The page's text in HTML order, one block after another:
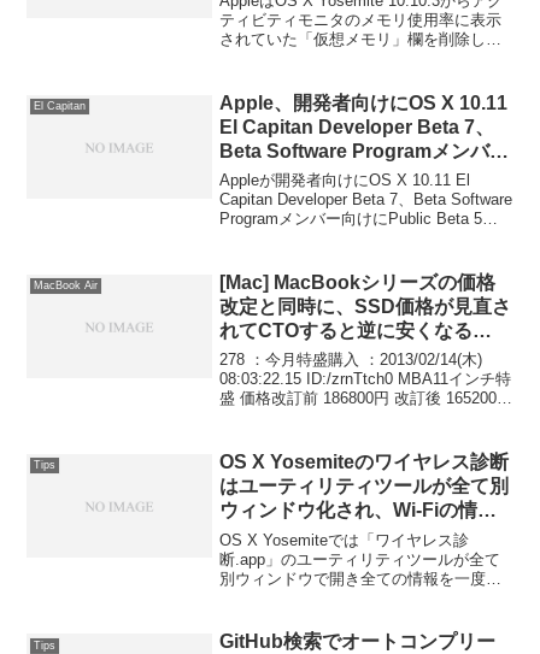
た。詳細は以下から。
ティビティモニタのメモリ使用率に表示
されていた「仮想メモリ」欄を削除した
El Capitan
Apple、開発者向けにOS X 10.11
El Capitan Developer Beta 7、
Beta Software Programメンバー
向けにPublic Beta 5をリリー
ス。
Appleが開発者向けにOS X 10.11 El
Capitan Developer Beta 7、Beta Software
Programメンバー向けにPublic Beta 5を
MacBook Air
[Mac] MacBookシリーズの価格
改定と同時に、SSD価格が見直さ
れてCTOすると逆に安くなる…
278 ：今月特盛購入 ：2013/02/14(木)
08:03:22.15 ID:/zrnTtch0 MBA11インチ特
盛 価格改訂前 186800円 改訂後 165200円
Tips
OS X Yosemiteのワイヤレス診断
はユーティリティツールが全て別
ウィンドウ化され、Wi-Fiの情報
を総合的に閲覧可能に。
OS X Yosemiteでは「ワイヤレス診
断.app」のユーティリティツールが全て
別ウィンドウで開き全ての情報を一度に
Tips
GitHub検索でオートコンプリー